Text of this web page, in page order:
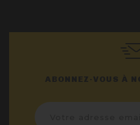
ABONNEZ-VOUS À